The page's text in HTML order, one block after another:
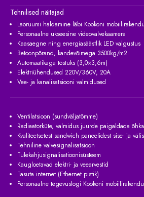
Tehnilised näitajad
Laoruumi haldamine läbi Kookoni
Personaalne ukseesine videovalvekaamera
Kaasaegne ning energiasäästlik LED valgustus
Betoonpõrand, kandevõimega 3500kg/m2
Automaatikaga tõstuks (3,0×3,6m)
Elektriühendused 220V/360V, 20A
Vee- ja kanalisatsiooni valmidused
Ventilatsioon (sundväljatõmme)
Radiaatorküte, valmidus juurde paigaldada
Kvaliteetsetest sandwich paneelidest sise- ja
Tehniline valvesignalisatsioon
Tulekahjusignalisatioonisüsteem
Kaugloetavad elektri- ja veearvestid
Tasuta internet (Ethernet pistik)
Personaalne tegevuslogi Kookoni